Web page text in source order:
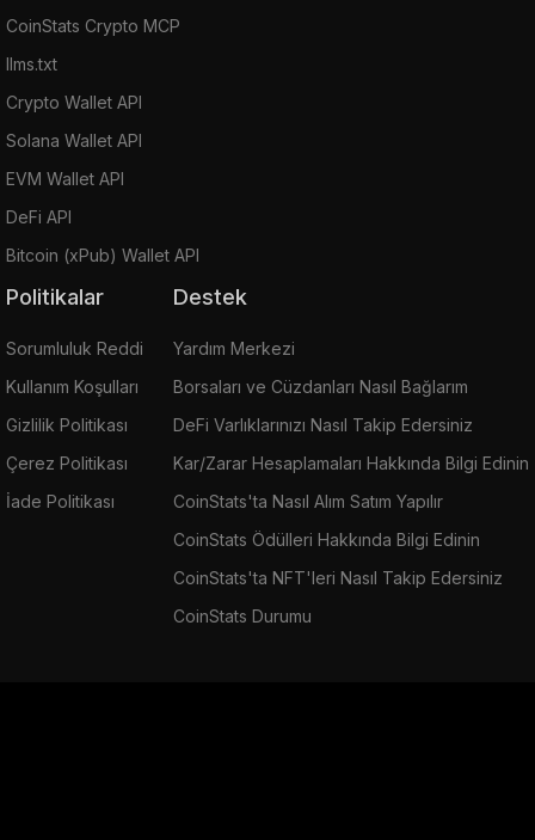
CoinStats Crypto MCP
llms.txt
Crypto Wallet API
Solana Wallet API
EVM Wallet API
DeFi API
Bitcoin (xPub) Wallet API
Politikalar
Sorumluluk Reddi
Kullanım Koşulları
Gizlilik Politikası
Çerez Politikası
İade Politikası
Destek
Yardım Merkezi
Borsaları ve Cüzdanları Nasıl Bağlarım
DeFi Varlıklarınızı Nasıl Takip Edersiniz
Kar/Zarar Hesaplamaları Hakkında Bilgi Edinin
CoinStats'ta Nasıl Alım Satım Yapılır
CoinStats Ödülleri Hakkında Bilgi Edinin
CoinStats'ta NFT'leri Nasıl Takip Edersiniz
CoinStats Durumu